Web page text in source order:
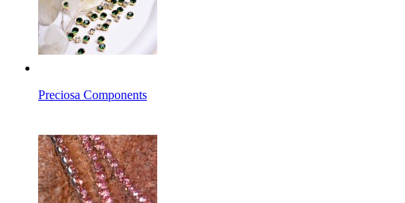
Preciosa Components